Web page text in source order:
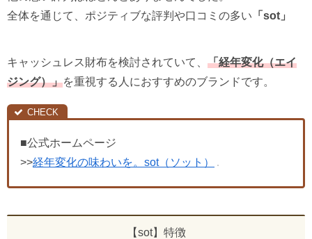
全体を通じて、ポジティブな評判や口コミの多い 「sot」
キャッシュレス財布を検討されていて、 「経年変化（エイ
ジング）」を重視する人におすすめのブランドです。
■公式ホームページ
>>経年変化の味わいを。sot（ソット）
【sot】特徴